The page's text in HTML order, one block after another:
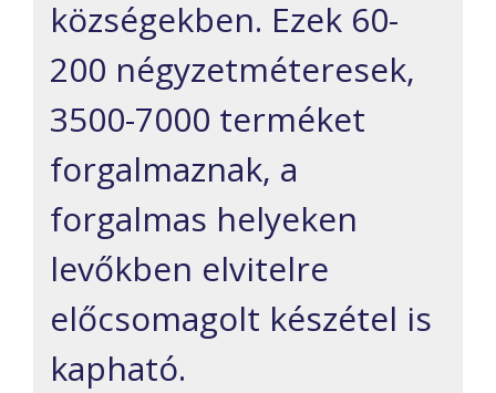
községekben. Ezek 60-
200 négyzetméteresek,
3500-7000 terméket
forgalmaznak, a
forgalmas helyeken
levőkben elvitelre
előcsomagolt készétel is
kapható.